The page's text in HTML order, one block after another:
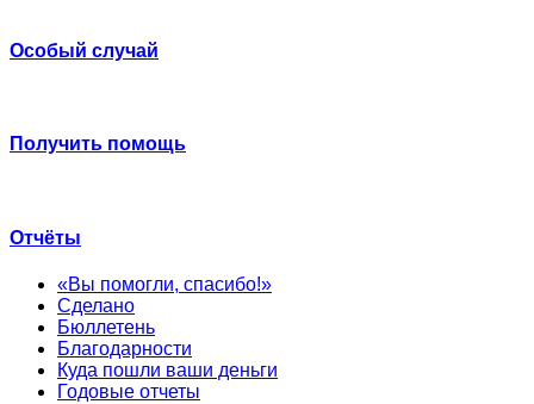
Особый случай
Получить помощь
Отчёты
«Вы помогли, спасибо!»
Сделано
Бюллетень
Благодарности
Куда пошли ваши деньги
Годовые отчеты